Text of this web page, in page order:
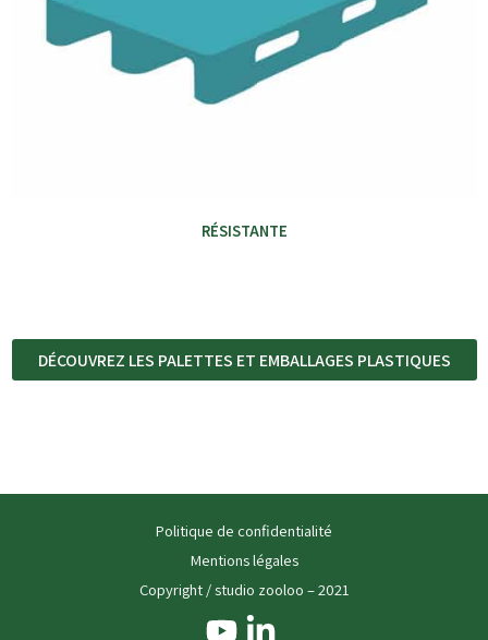
RÉSISTANTE
DÉCOUVREZ LES PALETTES ET EMBALLAGES PLASTIQUES
Politique de confidentialité
Mentions légales
Copyright / studio zooloo – 2021